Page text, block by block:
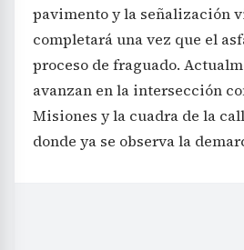
pavimento y la señalización
completará una vez que el
proceso de fraguado.
avanzan en la intersección
Misiones y la cuadra de la
donde ya se observa la